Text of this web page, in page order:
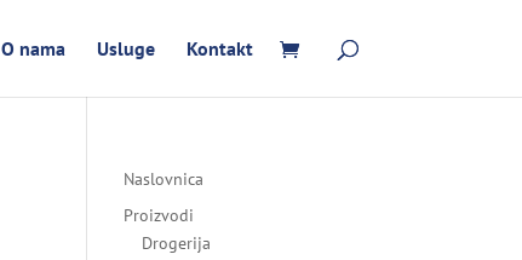
O nama Usluge Kontakt
Naslovnica
Proizvodi
Drogerija